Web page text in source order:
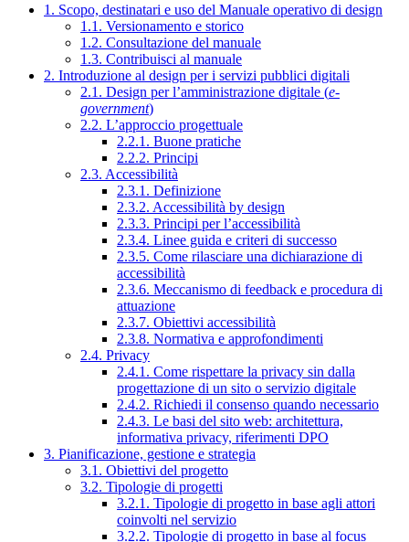
1. Scopo, destinatari e uso del Manuale operativo di design
1.1. Versionamento e storico
1.2. Consultazione del manuale
1.3. Contribuisci al manuale
2. Introduzione al design per i servizi pubblici digitali
2.1. Design per l’amministrazione digitale (e-
government)
2.2. L’approccio progettuale
2.2.1. Buone pratiche
2.2.2. Principi
2.3. Accessibilità
2.3.1. Definizione
2.3.2. Accessibilità by design
2.3.3. Principi per l’accessibilità
2.3.4. Linee guida e criteri di successo
2.3.5. Come rilasciare una dichiarazione di
accessibilità
2.3.6. Meccanismo di feedback e procedura di
attuazione
2.3.7. Obiettivi accessibilità
2.3.8. Normativa e approfondimenti
2.4. Privacy
2.4.1. Come rispettare la privacy sin dalla
progettazione di un sito o servizio digitale
2.4.2. Richiedi il consenso quando necessario
2.4.3. Le basi del sito web: architettura,
informativa privacy, riferimenti DPO
3. Pianificazione, gestione e strategia
3.1. Obiettivi del progetto
3.2. Tipologie di progetti
3.2.1. Tipologie di progetto in base agli attori
coinvolti nel servizio
3.2.2. Tipologie di progetto in base al focus